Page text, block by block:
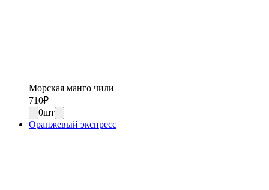
Морская манго чили
710₽
0шт
Оранжевый экспресс